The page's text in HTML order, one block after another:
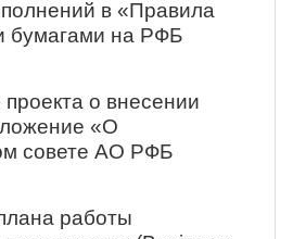
в «Правила
бумагами на РФБ
о внесении
«О
совете АО РФБ
работы